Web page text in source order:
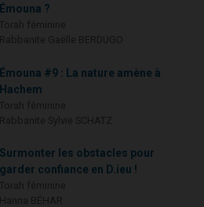
Émouna ?
Émouna #9 : La nature amène à
Hachem
Surmonter les obstacles pour
garder confiance en D.ieu !